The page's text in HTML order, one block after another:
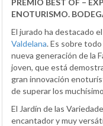
ENOTURISMO.
El jurado ha destacado
Valdelana. Es sobre
nueva generación de la
joven, que está
gran innovación
de superar los
El Jardín de las
encantador y muy